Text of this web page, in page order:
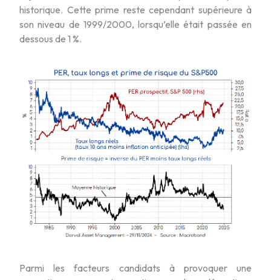
historique. Cette prime reste cependant supérieure à
son niveau de 1999/2000, lorsqu’elle était passée en
dessous de 1 %.
Parmi les facteurs candidats à provoquer une